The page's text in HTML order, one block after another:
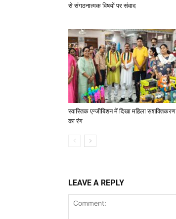
से संगठनात्मक विषयों पर संवाद
स्वास्तिक एग्जीबिशन में दिखा महिला सशक्तिकरण
का रंग
LEAVE A REPLY